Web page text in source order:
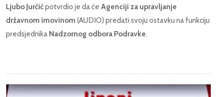
Ljubo Jurčićpotvrdio je da će Agenciji za upravljanje
državnom imovinom (AUDIO) predati svoju ostavku na funkciju
predsjednika Nadzornog odbora Podravke.